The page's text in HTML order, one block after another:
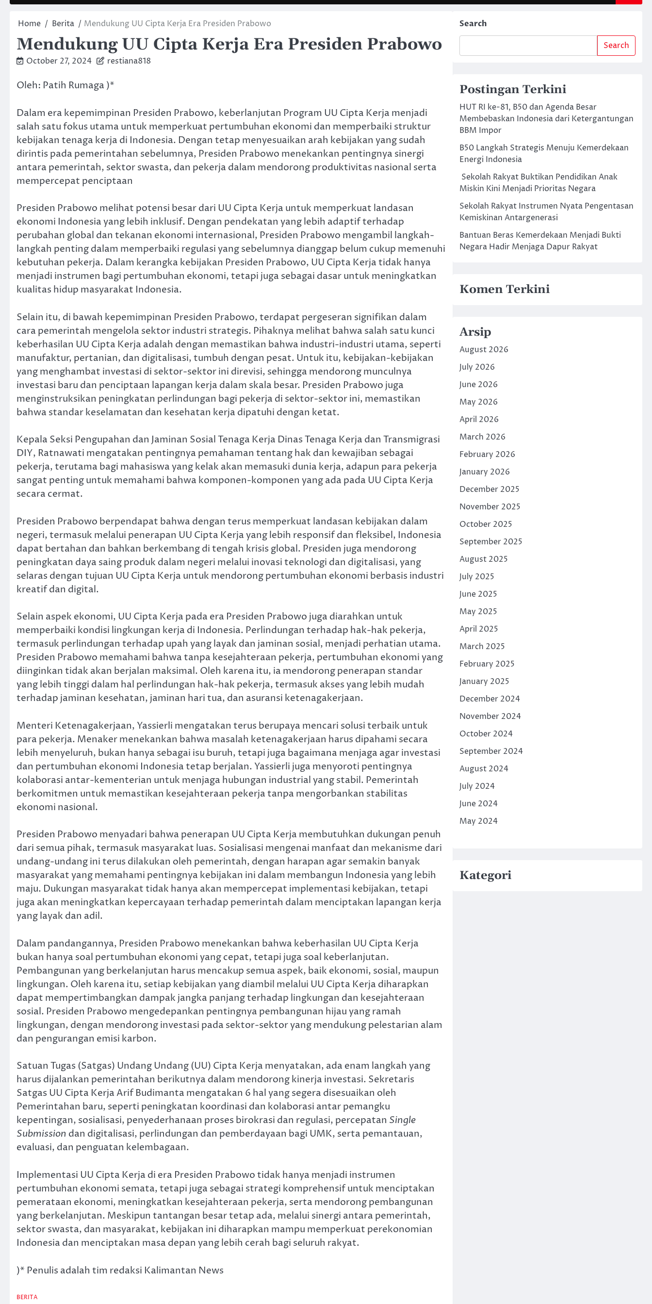
Home Berita Mendukung UU Cipta Kerja Era Presiden Prabowo
Mendukung UU Cipta Kerja Era Presiden Prabowo
October 27, 2024 restiana818
Oleh: Patih Rumaga )*
Dalam era kepemimpinan Presiden Prabowo, keberlanjutan Program UU Cipta Kerja menjadi
salah satu fokus utama untuk memperkuat pertumbuhan ekonomi dan memperbaiki struktur
kebijakan tenaga kerja di Indonesia. Dengan tetap menyesuaikan arah kebijakan yang sudah
dirintis pada pemerintahan sebelumnya, Presiden Prabowo menekankan pentingnya sinergi
antara pemerintah, sektor swasta, dan pekerja dalam mendorong produktivitas nasional serta
mempercepat penciptaan
Presiden Prabowo melihat potensi besar dari UU Cipta Kerja untuk memperkuat landasan
ekonomi Indonesia yang lebih inklusif. Dengan pendekatan yang lebih adaptif terhadap
perubahan global dan tekanan ekonomi internasional, Presiden Prabowo mengambil langkah-
langkah penting dalam memperbaiki regulasi yang sebelumnya dianggap belum cukup memenuhi
kebutuhan pekerja. Dalam kerangka kebijakan Presiden Prabowo, UU Cipta Kerja tidak hanya
menjadi instrumen bagi pertumbuhan ekonomi, tetapi juga sebagai dasar untuk meningkatkan
kualitas hidup masyarakat Indonesia.
Selain itu, di bawah kepemimpinan Presiden Prabowo, terdapat pergeseran signifikan dalam
cara pemerintah mengelola sektor industri strategis. Pihaknya melihat bahwa salah satu kunci
keberhasilan UU Cipta Kerja adalah dengan memastikan bahwa industri-industri utama, seperti
manufaktur, pertanian, dan digitalisasi, tumbuh dengan pesat. Untuk itu, kebijakan-kebijakan
yang menghambat investasi di sektor-sektor ini direvisi, sehingga mendorong munculnya
investasi baru dan penciptaan lapangan kerja dalam skala besar. Presiden Prabowo juga
menginstruksikan peningkatan perlindungan bagi pekerja di sektor-sektor ini, memastikan
bahwa standar keselamatan dan kesehatan kerja dipatuhi dengan ketat.
Kepala Seksi Pengupahan dan Jaminan Sosial Tenaga Kerja Dinas Tenaga Kerja dan Transmigrasi
DIY, Ratnawati mengatakan pentingnya pemahaman tentang hak dan kewajiban sebagai
pekerja, terutama bagi mahasiswa yang kelak akan memasuki dunia kerja, adapun para pekerja
sangat penting untuk memahami bahwa komponen-komponen yang ada pada UU Cipta Kerja
secara cermat.
Presiden Prabowo berpendapat bahwa dengan terus memperkuat landasan kebijakan dalam
negeri, termasuk melalui penerapan UU Cipta Kerja yang lebih responsif dan fleksibel, Indonesia
dapat bertahan dan bahkan berkembang di tengah krisis global. Presiden juga mendorong
peningkatan daya saing produk dalam negeri melalui inovasi teknologi dan digitalisasi, yang
selaras dengan tujuan UU Cipta Kerja untuk mendorong pertumbuhan ekonomi berbasis industri
kreatif dan digital.
Selain aspek ekonomi, UU Cipta Kerja pada era Presiden Prabowo juga diarahkan untuk
memperbaiki kondisi lingkungan kerja di Indonesia. Perlindungan terhadap hak-hak pekerja,
termasuk perlindungan terhadap upah yang layak dan jaminan sosial, menjadi perhatian utama.
Presiden Prabowo memahami bahwa tanpa kesejahteraan pekerja, pertumbuhan ekonomi yang
diinginkan tidak akan berjalan maksimal. Oleh karena itu, ia mendorong penerapan standar
yang lebih tinggi dalam hal perlindungan hak-hak pekerja, termasuk akses yang lebih mudah
terhadap jaminan kesehatan, jaminan hari tua, dan asuransi ketenagakerjaan.
Menteri Ketenagakerjaan, Yassierli mengatakan terus berupaya mencari solusi terbaik untuk
para pekerja. Menaker menekankan bahwa masalah ketenagakerjaan harus dipahami secara
lebih menyeluruh, bukan hanya sebagai isu buruh, tetapi juga bagaimana menjaga agar investasi
dan pertumbuhan ekonomi Indonesia tetap berjalan. Yassierli juga menyoroti pentingnya
kolaborasi antar-kementerian untuk menjaga hubungan industrial yang stabil. Pemerintah
berkomitmen untuk memastikan kesejahteraan pekerja tanpa mengorbankan stabilitas
ekonomi nasional.
Presiden Prabowo menyadari bahwa penerapan UU Cipta Kerja membutuhkan dukungan penuh
dari semua pihak, termasuk masyarakat luas. Sosialisasi mengenai manfaat dan mekanisme dari
undang-undang ini terus dilakukan oleh pemerintah, dengan harapan agar semakin banyak
masyarakat yang memahami pentingnya kebijakan ini dalam membangun Indonesia yang lebih
maju. Dukungan masyarakat tidak hanya akan mempercepat implementasi kebijakan, tetapi
juga akan meningkatkan kepercayaan terhadap pemerintah dalam menciptakan lapangan kerja
yang layak dan adil.
Dalam pandangannya, Presiden Prabowo menekankan bahwa keberhasilan UU Cipta Kerja
bukan hanya soal pertumbuhan ekonomi yang cepat, tetapi juga soal keberlanjutan.
Pembangunan yang berkelanjutan harus mencakup semua aspek, baik ekonomi, sosial, maupun
lingkungan. Oleh karena itu, setiap kebijakan yang diambil melalui UU Cipta Kerja diharapkan
dapat mempertimbangkan dampak jangka panjang terhadap lingkungan dan kesejahteraan
sosial. Presiden Prabowo mengedepankan pentingnya pembangunan hijau yang ramah
lingkungan, dengan mendorong investasi pada sektor-sektor yang mendukung pelestarian alam
dan pengurangan emisi karbon.
Satuan Tugas (Satgas) Undang Undang (UU) Cipta Kerja menyatakan, ada enam langkah yang
harus dijalankan pemerintahan berikutnya dalam mendorong kinerja investasi. Sekretaris
Satgas UU Cipta Kerja Arif Budimanta mengatakan 6 hal yang segera disesuaikan oleh
Pemerintahan baru, seperti peningkatan koordinasi dan kolaborasi antar pemangku
kepentingan, sosialisasi, penyederhanaan proses birokrasi dan regulasi, percepatan Single
Submission dan digitalisasi, perlindungan dan pemberdayaan bagi UMK, serta pemantauan,
evaluasi, dan penguatan kelembagaan.
Implementasi UU Cipta Kerja di era Presiden Prabowo tidak hanya menjadi instrumen
pertumbuhan ekonomi semata, tetapi juga sebagai strategi komprehensif untuk menciptakan
pemerataan ekonomi, meningkatkan kesejahteraan pekerja, serta mendorong pembangunan
yang berkelanjutan. Meskipun tantangan besar tetap ada, melalui sinergi antara pemerintah,
sektor swasta, dan masyarakat, kebijakan ini diharapkan mampu memperkuat perekonomian
Indonesia dan menciptakan masa depan yang lebih cerah bagi seluruh rakyat.
)* Penulis adalah tim redaksi Kalimantan News
BERITA
Search
Search
Postingan Terkini
HUT RI ke-81, B50 dan Agenda Besar
Membebaskan Indonesia dari Ketergantungan
BBM Impor
B50 Langkah Strategis Menuju Kemerdekaan
Energi Indonesia
Sekolah Rakyat Buktikan Pendidikan Anak
Miskin Kini Menjadi Prioritas Negara
Sekolah Rakyat Instrumen Nyata Pengentasan
Kemiskinan Antargenerasi
Bantuan Beras Kemerdekaan Menjadi Bukti
Negara Hadir Menjaga Dapur Rakyat
Komen Terkini
Arsip
August 2026
July 2026
June 2026
May 2026
April 2026
March 2026
February 2026
January 2026
December 2025
November 2025
October 2025
September 2025
August 2025
July 2025
June 2025
May 2025
April 2025
March 2025
February 2025
January 2025
December 2024
November 2024
October 2024
September 2024
August 2024
July 2024
June 2024
May 2024
Kategori